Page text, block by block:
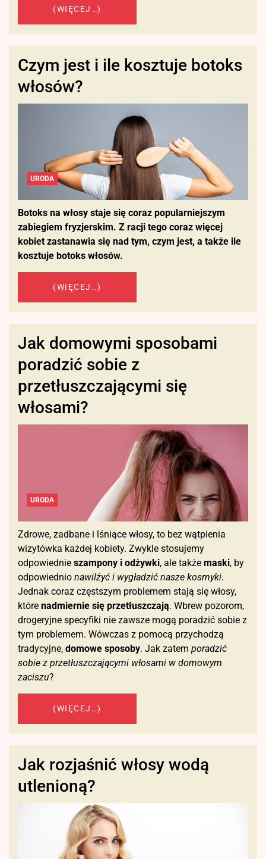
(WIĘCEJ…)
Czym jest i ile kosztuje botoks
włosów?
URODA
Botoks na włosy staje się coraz popularniejszym
zabiegiem fryzjerskim. Z racji tego coraz więcej
kobiet zastanawia się nad tym, czym jest, a także ile
kosztuje botoks włosów.
(WIĘCEJ…)
Jak domowymi sposobami
poradzić sobie z
przetłuszczającymi się
włosami?
URODA
Zdrowe, zadbane i lśniące włosy, to bez wątpienia
wizytówka każdej kobiety. Zwykle stosujemy
odpowiednie szampony i odżywki, ale także maski, by
odpowiednio nawilżyć i wygładzić nasze kosmyki.
Jednak coraz częstszym problemem stają się włosy,
które nadmiernie się przetłuszczają. Wbrew pozorom,
drogeryjne specyfiki nie zawsze mogą poradzić sobie z
tym problemem. Wówczas z pomocą przychodzą
tradycyjne, domowe sposoby. Jak zatem poradzić
sobie z przetłuszczającymi włosami w domowym
zaciszu?
(WIĘCEJ…)
Jak rozjaśnić włosy wodą
utlenioną?